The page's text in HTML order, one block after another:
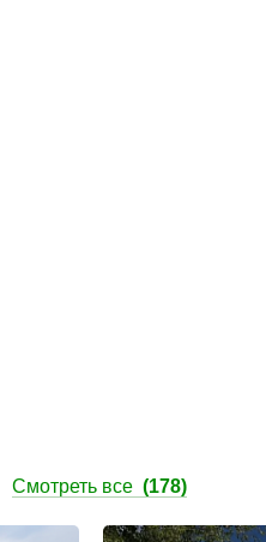
Смотреть все (178)